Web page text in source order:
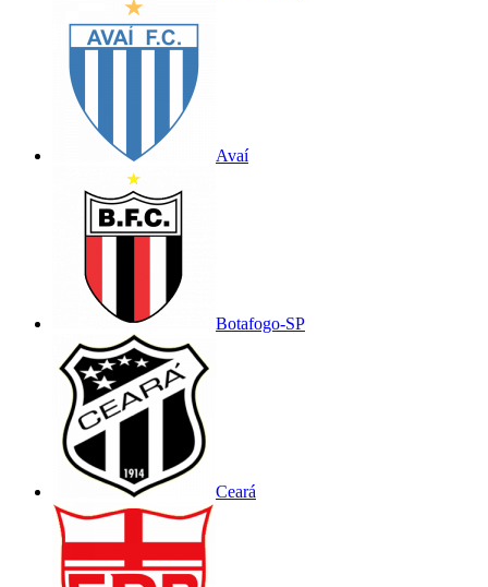
Avaí
Botafogo-SP
Ceará